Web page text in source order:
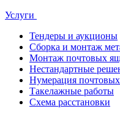
Услуги
Тендеры и аукционы
Сборка и монтаж
Монтаж почтовых
Нестандартные
Нумерация
Такелажные работы
Схема расстановки